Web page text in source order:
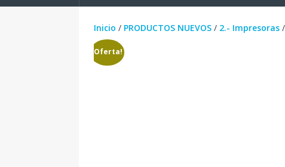
Inicio / PRODUCTOS NUEVOS / 2.- Impresoras
¡Oferta!